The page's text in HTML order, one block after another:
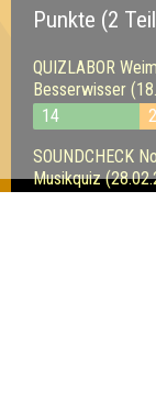
Punkte (2
QUIZLABOR
Besserwisser
14
SOUNDCHECK
Musikquiz